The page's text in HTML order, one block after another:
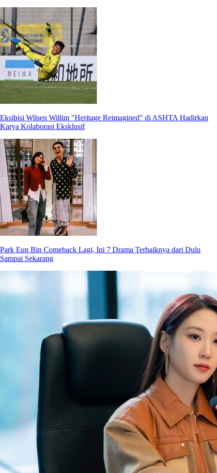
Eksibisi Wilsen Willim "Heritage Reimagined" di ASHTA Hadirkan
Karya Kolaborasi Eksklusif
Park Eun Bin Comeback Lagi, Ini 7 Drama Terbaiknya dari Dulu
Sampai Sekarang